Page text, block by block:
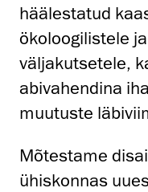
häälestatud
ökoloogilistele
väljakutsetele,
abivahendina
muutuste
Mõtestame
ühiskonnas